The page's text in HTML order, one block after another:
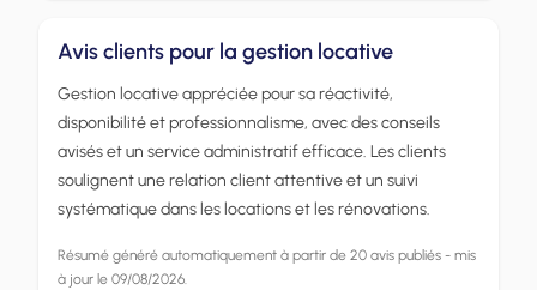
Avis clients pour la gestion locative
Gestion locative appréciée pour sa réactivité,
disponibilité et professionnalisme, avec des conseils
avisés et un service administratif efficace. Les clients
soulignent une relation client attentive et un suivi
systématique dans les locations et les rénovations.
Résumé généré automatiquement à partir de 20 avis publiés - mis
à jour le 09/08/2026.